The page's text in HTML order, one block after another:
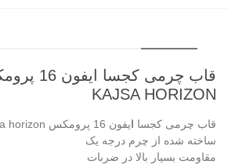
قاب چرمی کجسا
KAJSA HORIZON
قاب چرمی کجسا ایفون 16 پرومکس kajsa horizon
ساخته شده از چرم درجه یک
مقاومت بسیار بالا در ضربات